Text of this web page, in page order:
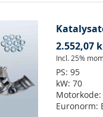
2.552,07
Incl. 25%
PS:95
kW:70
Euronorm: